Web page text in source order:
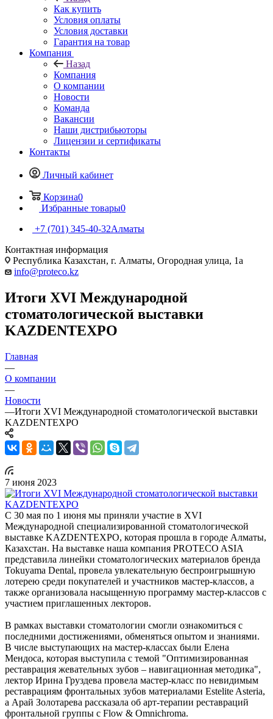
Как купить
Условия оплаты
Условия доставки
Гарантия на товар
Компания
Назад
Компания
О компании
Новости
Команда
Вакансии
Наши дистрибьюторы
Лицензии и сертификаты
Контакты
Личный кабинет
Корзина0
Избранные товары0
+7 (701) 345-40-32Алматы
Контактная информация
Республика Казахстан, г. Алматы, ​Огородная улица, 1а
info@proteco.kz
Итоги XVI Международной
стоматологической выставки
KAZDENTEXPO
Главная
—
О компании
—
Новости
—Итоги XVI Международной стоматологической выставки
KAZDENTEXPO
7 июня 2023
С 30 мая по 1 июня мы приняли участие в XVI
Международной специализированной стоматологической
выставке KAZDENTEXPO, которая прошла в городе Алматы,
Казахстан. На выставке наша компания PROTECO ASIA
представила линейки стоматологических материалов бренда
Tokuyama Dental, провела увлекательную беспроигрышную
лотерею среди покупателей и участников мастер-классов, а
также организовала насыщенную программу мастер-классов с
участием приглашенных лекторов.
В рамках выставки стоматологии смогли ознакомиться с
последними достижениями, обменяться опытом и знаниями.
В числе выступающих на мастер-классах были Елена
Мендоса, которая выступила с темой "Оптимизированная
реставрация жевательных зубов – навигационная методика",
лектор Ирина Груздева провела мастер-класс по невидимым
реставрациям фронтальных зубов материалами Estelite Asteria,
а Арай Золотарева рассказала об арт-терапии реставраций
фронтальной группы с Flow & Omnichroma.